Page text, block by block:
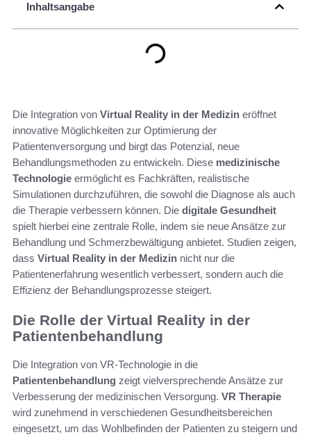
Inhaltsangabe
Die Integration von Virtual Reality in der Medizin eröffnet
innovative Möglichkeiten zur Optimierung der
Patientenversorgung und birgt das Potenzial, neue
Behandlungsmethoden zu entwickeln. Diese medizinische
Technologie ermöglicht es Fachkräften, realistische
Simulationen durchzuführen, die sowohl die Diagnose als auch
die Therapie verbessern können. Die digitale Gesundheit
spielt hierbei eine zentrale Rolle, indem sie neue Ansätze zur
Behandlung und Schmerzbewältigung anbietet. Studien zeigen,
dass Virtual Reality in der Medizin nicht nur die
Patientenerfahrung wesentlich verbessert, sondern auch die
Effizienz der Behandlungsprozesse steigert.
Die Rolle der Virtual Reality in der
Patientenbehandlung
Die Integration von VR-Technologie in die
Patientenbehandlung zeigt vielversprechende Ansätze zur
Verbesserung der medizinischen Versorgung. VR Therapie
wird zunehmend in verschiedenen Gesundheitsbereichen
eingesetzt, um das Wohlbefinden der Patienten zu steigern und